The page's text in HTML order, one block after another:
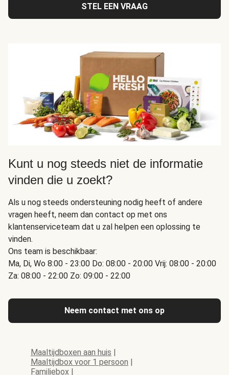
STEL EEN VRAAG
Kunt u nog steeds niet de informatie
vinden die u zoekt?
Als u nog steeds ondersteuning nodig heeft of andere
vragen heeft, neem dan contact op met ons
klantenserviceteam dat u zal helpen een oplossing te
vinden.
Ons team is beschikbaar:
Ma, Di, Wo 8:00 - 23:00 Do: 08:00 - 20:00 Vrij: 08:00 - 20:00
Za: 08:00 - 22:00 Zo: 09:00 - 22:00
Neem contact met ons op
Maaltijdboxen aan huis |
Maaltijdbox voor 1 persoon |
Familiebox |